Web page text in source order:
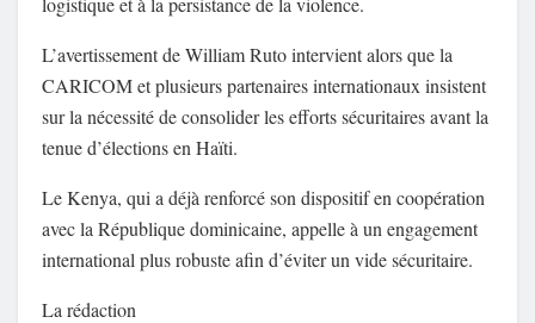
L’avertissement de William Ruto intervient alors que la
CARICOM et plusieurs partenaires internationaux insistent
sur la nécessité de consolider les efforts sécuritaires avant la
tenue d’élections en Haïti.
Le Kenya, qui a déjà renforcé son dispositif en coopération
avec la République dominicaine, appelle à un engagement
international plus robuste afin d’éviter un vide sécuritaire.
La rédaction